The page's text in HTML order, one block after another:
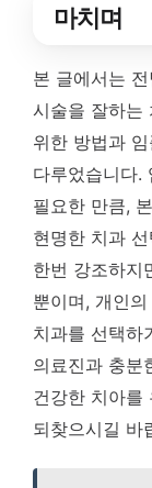
마치며
본 글에서는
시술을 잘하는
위한 방법과
다루었습니다.
필요한 만큼,
현명한 치과
한번 강조하지
뿐이며, 개인
치과를 선택하
의료진과 충분
건강한 치아를
되찾으시길 바